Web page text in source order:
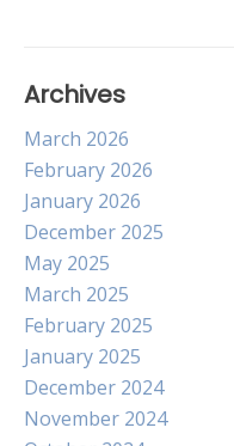
Archives
March 2026
February 2026
January 2026
December 2025
May 2025
March 2025
February 2025
January 2025
December 2024
November 2024